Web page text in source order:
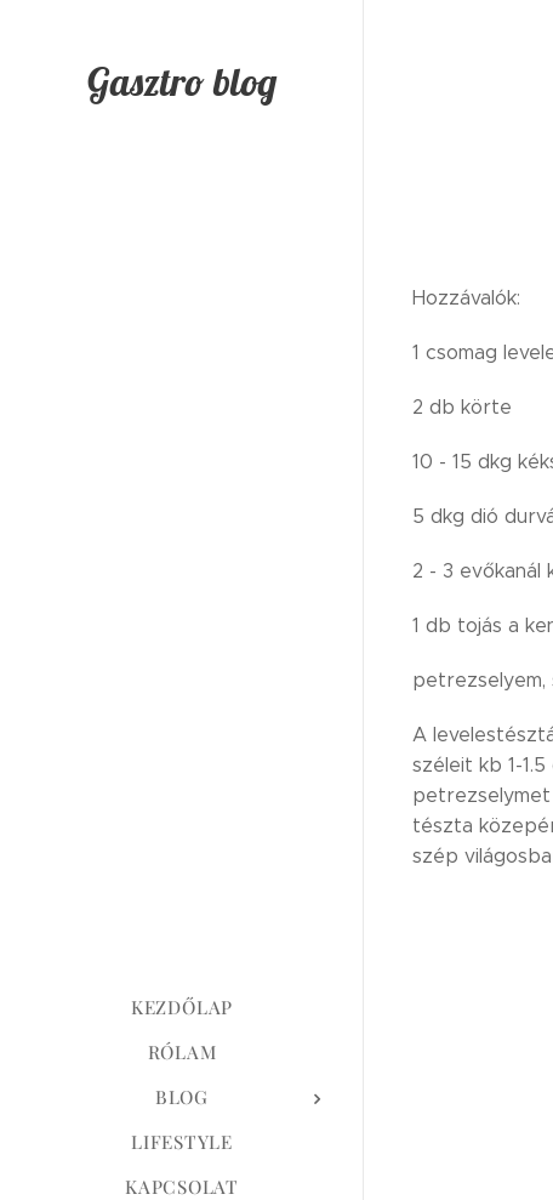
Gasztro blog
KEZDŐLAP
RÓLAM
BLOG
LIFESTYLE
KAPCSOLAT
Hozzávalók:
1 csomag
2 db körte
10 - 15 dkg
5 dkg dió
2 - 3 evőkanál
1 db tojás a
petrezselyem,
A
széleit kb 1-
petrezselymet
tészta
szép